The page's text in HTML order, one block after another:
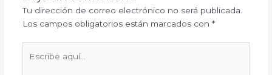
Tu dirección de correo electrónico no será publicada.
Los campos obligatorios están marcados con *
aquí...